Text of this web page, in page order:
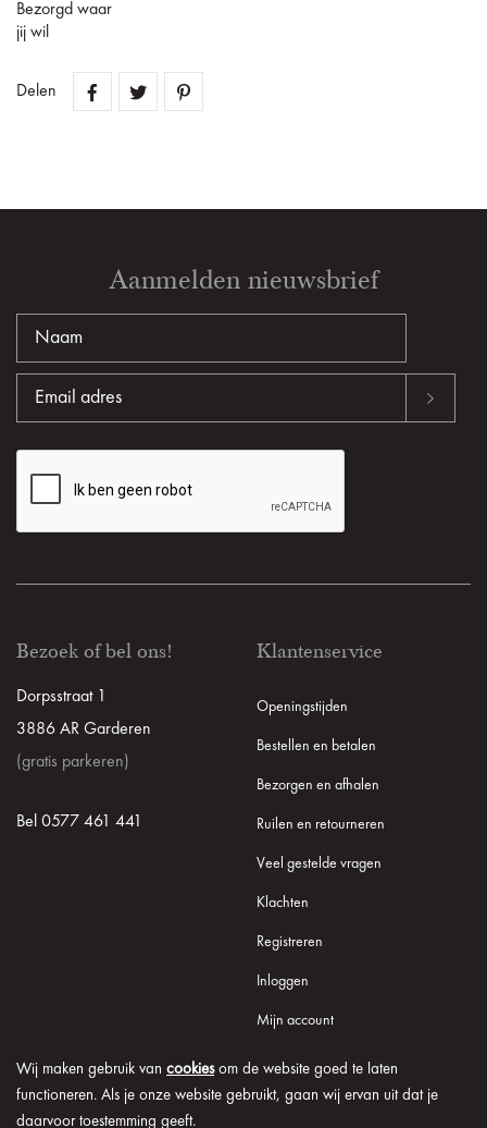
Wij maken gebruik van cookiesom de website goed te laten
functioneren. Als je onze website gebruikt, gaan wij ervan uit dat je
daarvoor toestemming geeft.
Bezorgd waar
jij wil
Delen
Aanmelden nieuwsbrief
Bezoek of bel ons!
Dorpsstraat 1
3886 AR Garderen
(gratis parkeren)
Bel 0577 461 441
Klantenservice
Openingstijden
Bestellen en betalen
Bezorgen en afhalen
Ruilen en retourneren
Veel gestelde vragen
Klachten
Registreren
Inloggen
Mijn account
© 2026 Onder de Lindeboom